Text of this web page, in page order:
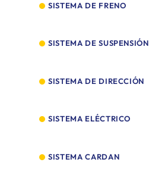
SISTEMA DE FRENO
SISTEMA DE SUSPENSIÓN
SISTEMA DE DIRECCIÓN
SISTEMA ELÉCTRICO
SISTEMA CARDAN